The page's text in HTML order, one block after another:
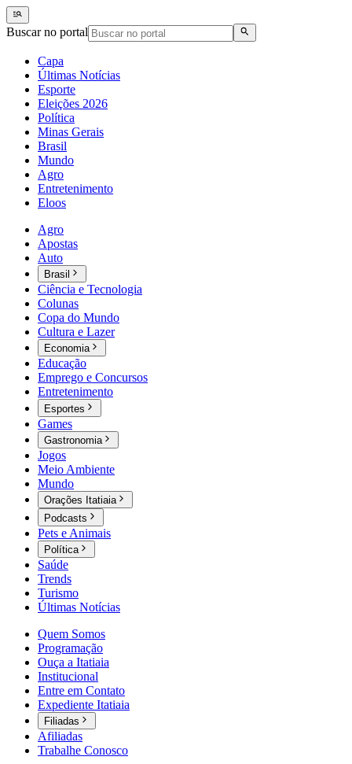
Buscar no portal
Capa
Últimas Notícias
Esporte
Eleições 2026
Política
Minas Gerais
Brasil
Mundo
Agro
Entretenimento
Eloos
Agro
Apostas
Auto
Brasil
Ciência e Tecnologia
Colunas
Copa do Mundo
Cultura e Lazer
Economia
Educação
Emprego e Concursos
Entretenimento
Esportes
Games
Gastronomia
Jogos
Meio Ambiente
Mundo
Orações Itatiaia
Podcasts
Pets e Animais
Política
Saúde
Trends
Turismo
Últimas Notícias
Quem Somos
Programação
Ouça a Itatiaia
Institucional
Entre em Contato
Expediente Itatiaia
Filiadas
Afiliadas
Trabalhe Conosco